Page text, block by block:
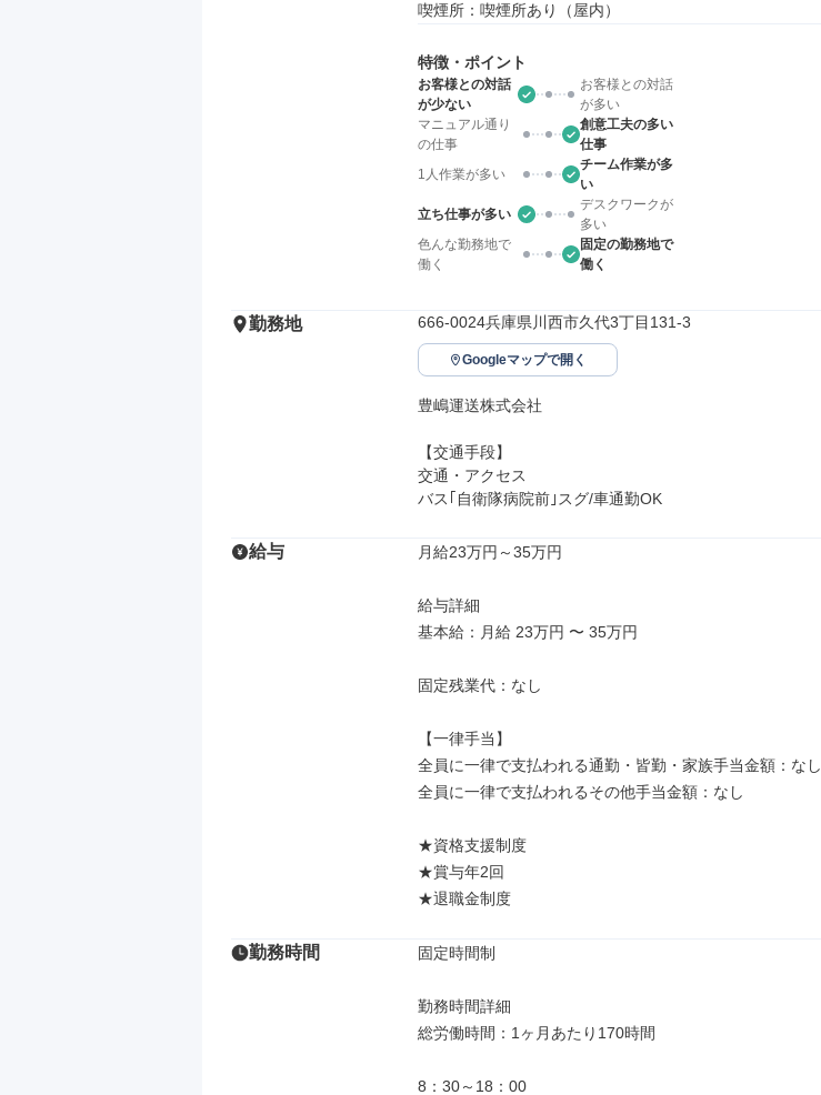
喫煙所：喫煙所あり（屋内）
特徴・ポイント
お客様との対話
が少ない
お客様との対話
が多い
マニュアル通り
の仕事
創意工夫の多い
仕事
1人作業が多い
チーム作業が多
い
立ち仕事が多い
デスクワークが
多い
色んな勤務地で
働く
固定の勤務地で
働く
勤務地 666-0024兵庫県川西市久代3丁目131-3
Googleマップで開く
豊嶋運送株式会社
【交通手段】
交通・アクセス
バス｢自衛隊病院前｣スグ/車通勤OK
給与 月給23万円～35万円
給与詳細
基本給：月給 23万円 〜 35万円
固定残業代：なし
【一律手当】
全員に一律で支払われる通勤・皆勤・家族手当金額：なし
全員に一律で支払われるその他手当金額：なし
★資格支援制度
★賞与年2回
★退職金制度
勤務時間 固定時間制
勤務時間詳細
総労働時間：1ヶ月あたり170時間
8：30～18：00